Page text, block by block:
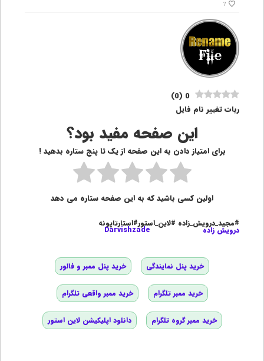
7
0
(
0
)
ربات تغییر نام فایل
این صفحه مفید بود؟
برای امتیاز دادن به این صفحه از یک تا پنج ستاره بدهید !
اولین کسی باشید که به این صفحه ستاره می دهد
#مجید_درویش_زاده #لاین_استور#استارتاپونه
درویش زاده Darvishzade
خرید پنل نمایندگی خرید پنل ممبر و فالور
خرید ممبر تلگرام خرید ممبر واقعی تلگرام
خرید ممبر گروه تلگرام دانلود اپلیکیشن لاین استور